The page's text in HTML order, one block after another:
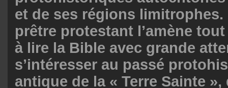
et de ses régions
prêtre protestant l’amène
à lire la Bible avec grande
s’intéresser au passé
antique de la « Terre Sainte